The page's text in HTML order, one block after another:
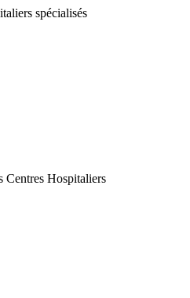
spécialisés
Centres Hospitaliers